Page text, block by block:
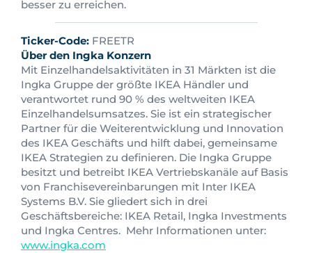
besser zu erreichen.
Ticker-Code: FREETR
Über den Ingka Konzern
Mit Einzelhandelsaktivitäten in 31 Märkten ist die
Ingka Gruppe der größte IKEA Händler und
verantwortet rund 90 % des weltweiten IKEA
Einzelhandelsumsatzes. Sie ist ein strategischer
Partner für die Weiterentwicklung und Innovation
des IKEA Geschäfts und hilft dabei, gemeinsame
IKEA Strategien zu definieren. Die Ingka Gruppe
besitzt und betreibt IKEA Vertriebskanäle auf Basis
von Franchisevereinbarungen mit Inter IKEA
Systems B.V. Sie gliedert sich in drei
Geschäftsbereiche: IKEA Retail, Ingka Investments
und Ingka Centres. Mehr Informationen unter:
www.ingka.com